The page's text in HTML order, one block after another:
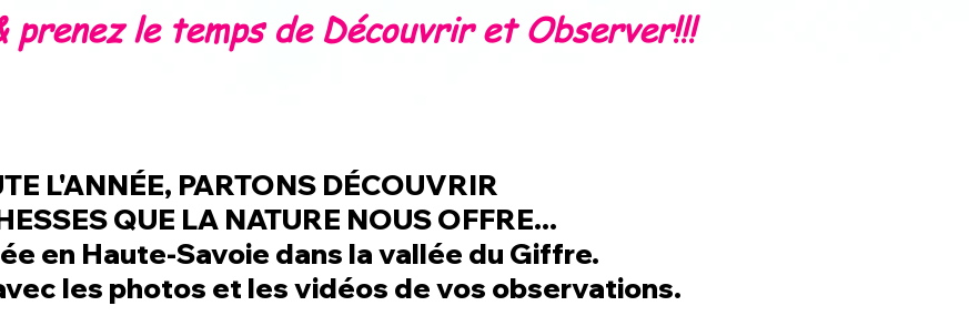
prenez le temps de Découvrir et Observer!!!
L'ANNÉE, PARTONS DÉCOUVRIR
QUE LA NATURE NOUS OFFRE...
en Haute-Savoie dans la vallée du Giffre.
les photos et les vidéos de vos observations.